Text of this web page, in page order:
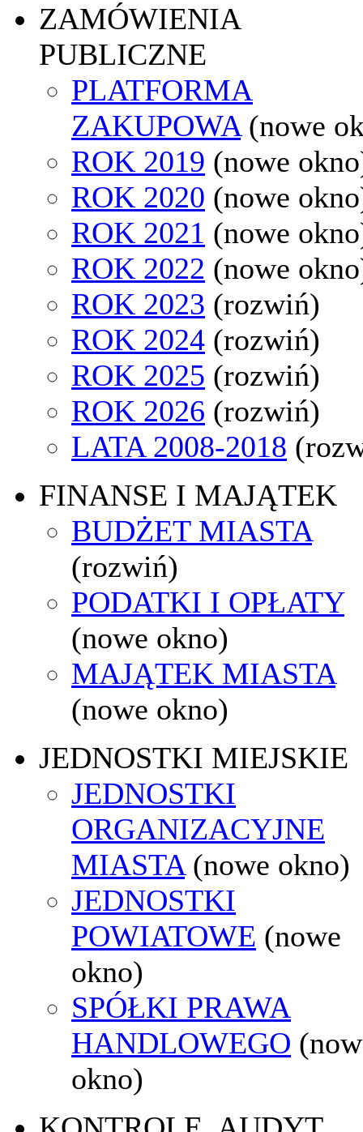
ZAMÓWIENIA
PUBLICZNE
PLATFORMA
ZAKUPOWA (nowe
ROK 2019 (nowe
ROK 2020 (nowe
ROK 2021 (nowe
ROK 2022 (nowe
ROK 2023 (rozwiń)
ROK 2024 (rozwiń)
ROK 2025 (rozwiń)
ROK 2026 (rozwiń)
LATA 2008-2018
FINANSE I MAJĄTEK
BUDŻET MIASTA
(rozwiń)
PODATKI I OPŁATY
(nowe okno)
MAJĄTEK MIASTA
(nowe okno)
JEDNOSTKI MIEJSKIE
JEDNOSTKI
ORGANIZACYJNE
MIASTA (nowe okno)
JEDNOSTKI
POWIATOWE (nowe
okno)
SPÓŁKI PRAWA
HANDLOWEGO
okno)